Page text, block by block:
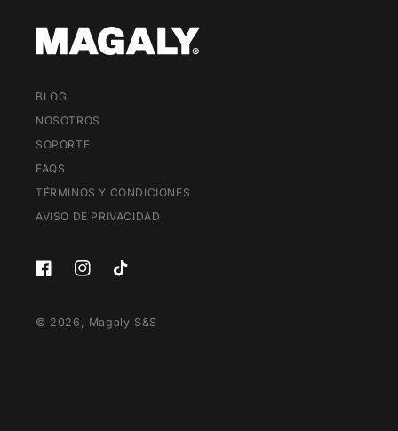
BLOG
NOSOTROS
SOPORTE
FAQS
TÉRMINOS Y CONDICIONES
AVISO DE PRIVACIDAD
FacebookInstagramTikTok
© 2026, Magaly S&S